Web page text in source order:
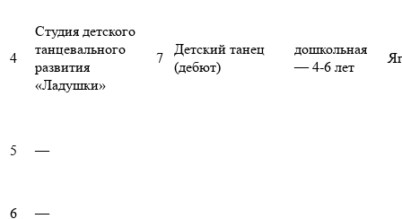
4
Студия детского
танцевального
развития
«Ладушки»
7
Детский танец
(дебют)
дошкольная
— 4-6 лет
5 —
6 —